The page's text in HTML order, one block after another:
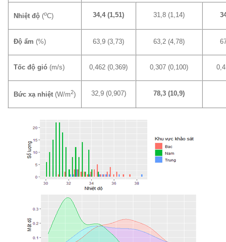
Nhiệt độ (oC) 34,4 (1,51) 31,8 (1,14)
Độ ẩm (%) 63,9 (3,73) 63,2 (4,78)
Tốc độ gió (m/s) 0,462 (0,369) 0,307 (0,100)
Bức xạ nhiệt (W/m2) 32,9 (0,907) 78,3 (10,9)